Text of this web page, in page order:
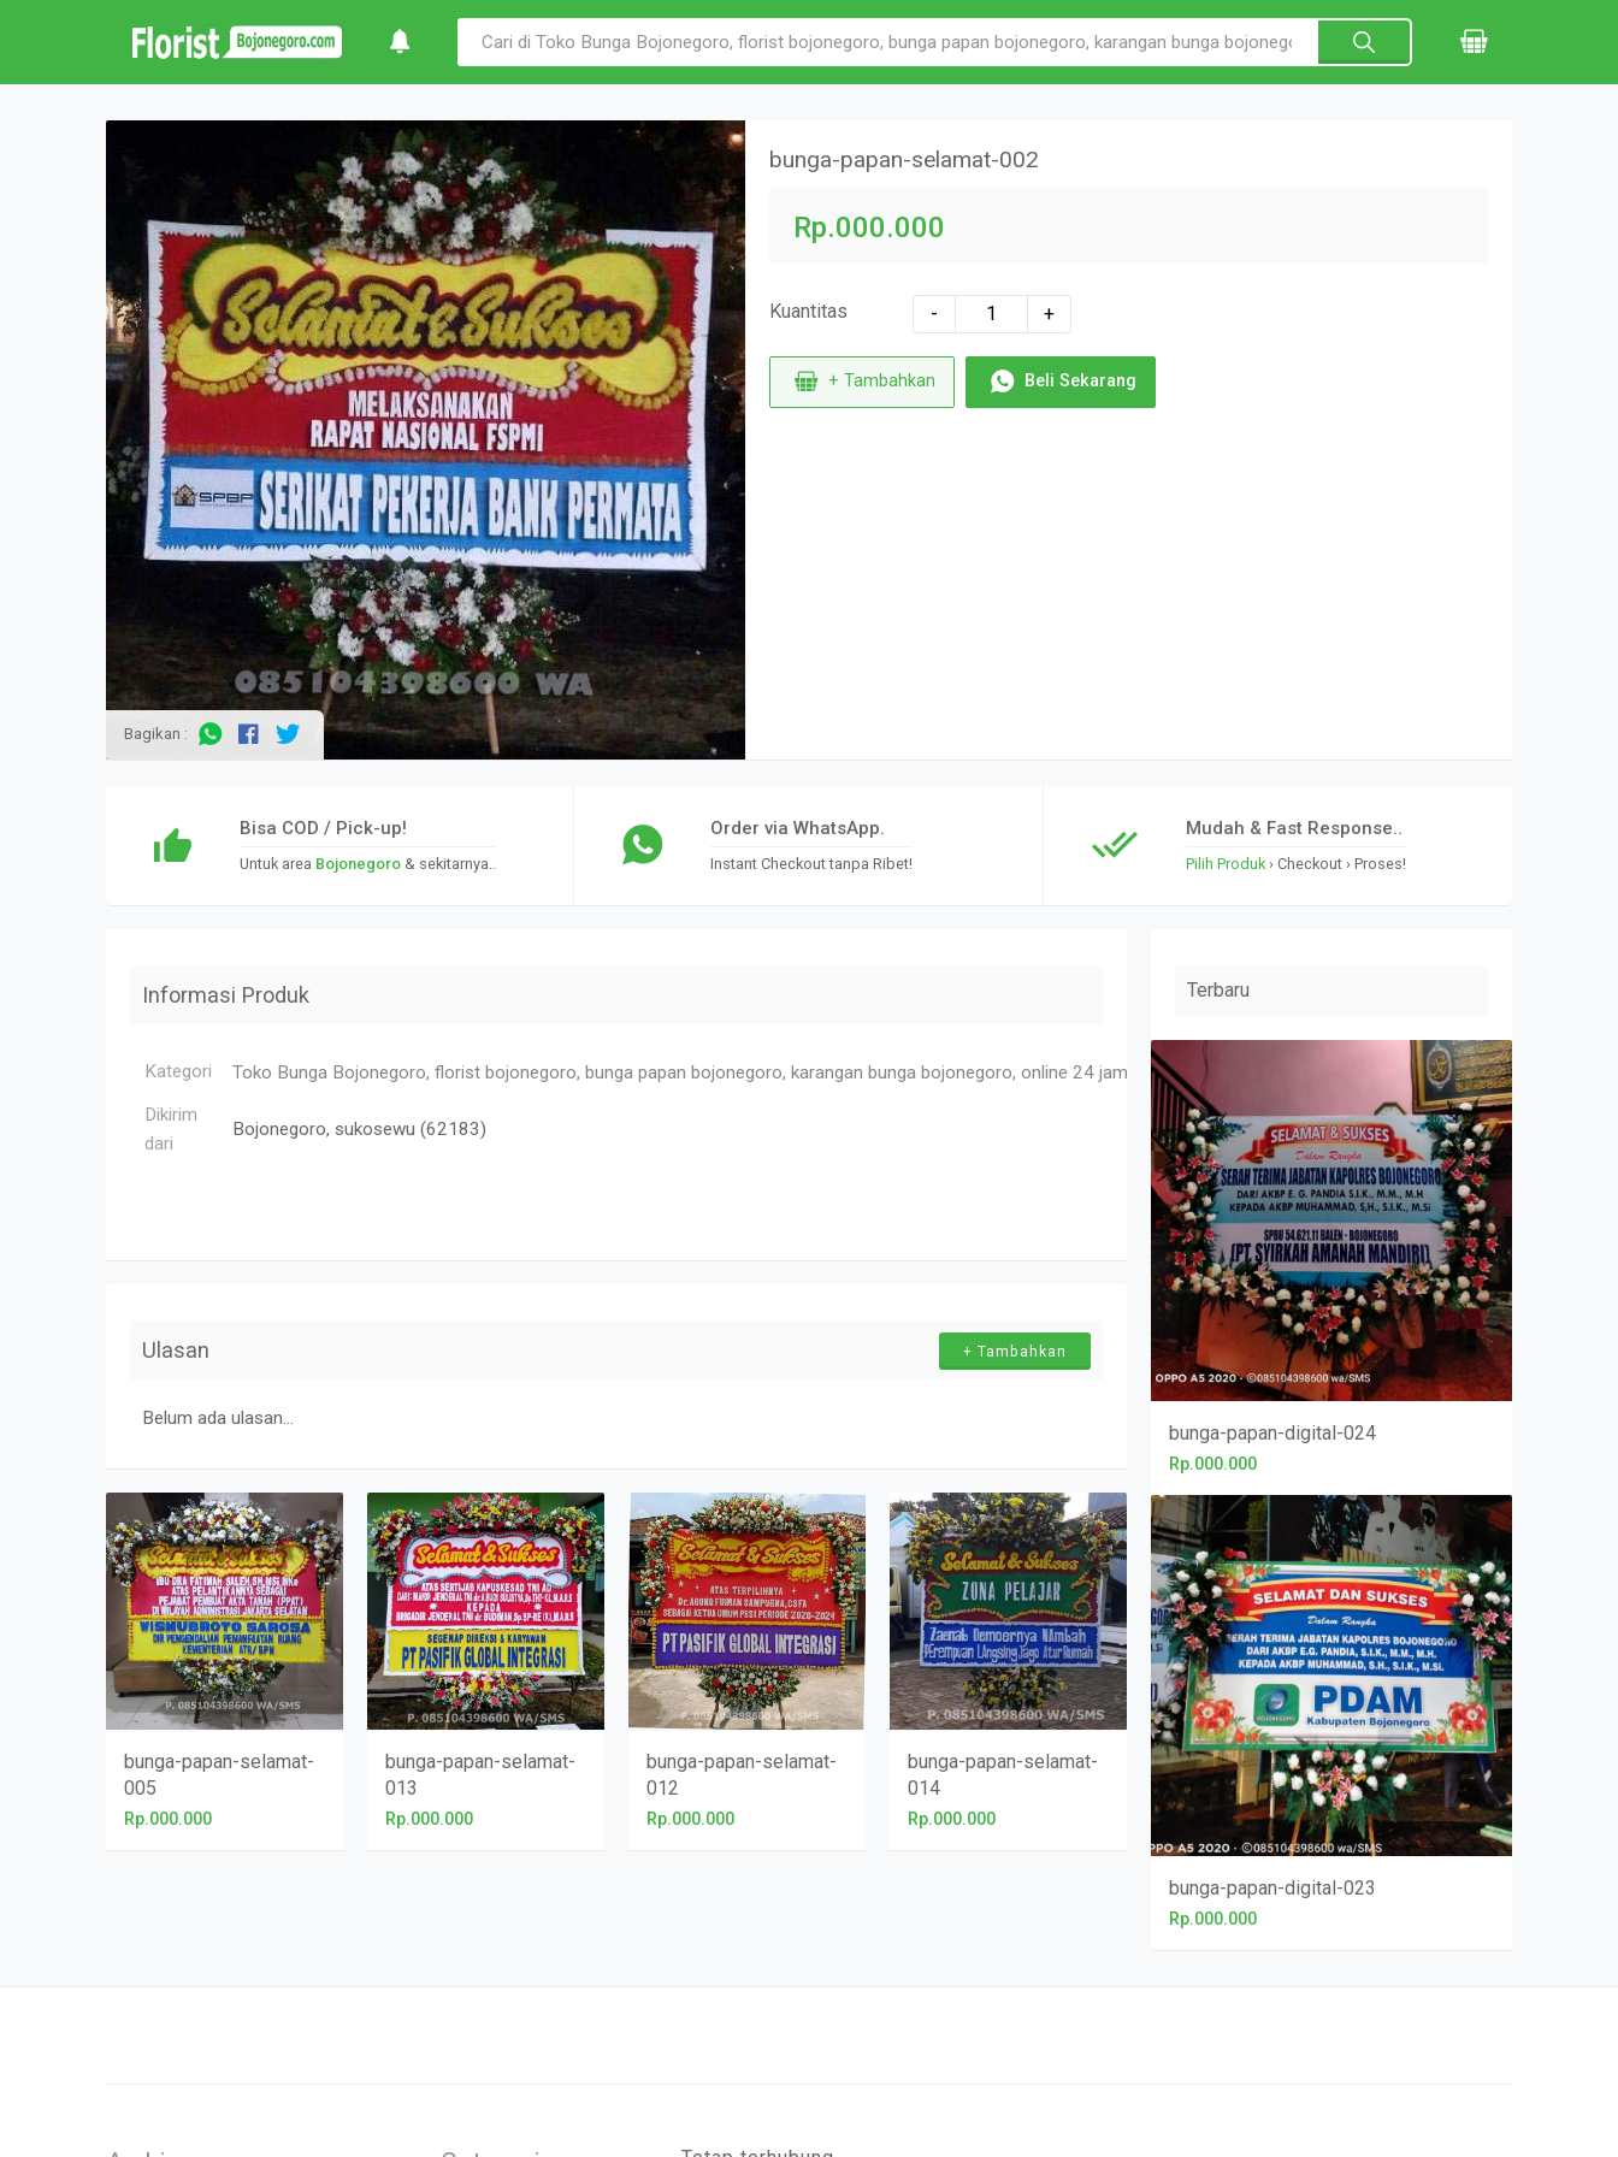
Bagikan :
bunga-papan-selamat-002
Rp.000.000
Kuantitas - +
+ Tambahkan Beli Sekarang
Bisa COD / Pick-up!
Untuk area Bojonegoro & sekitarnya..
Order via WhatsApp.
Instant Checkout tanpa Ribet!
Mudah & Fast Response..
Pilih Produk› Checkout › Proses!
Informasi Produk
Kategori Toko Bunga Bojonegoro, florist bojonegoro, bunga papan bojonegoro, karangan bunga bojonegoro, online 24 jam, bunga ucapan benner digital Produk › bunga papan
Dikirim
dari
Bojonegoro, sukosewu (62183)
+ Tambahkan
Ulasan
Belum ada ulasan...
bunga-papan-selamat-
005
Rp.000.000
bunga-papan-selamat-
013
Rp.000.000
bunga-papan-selamat-
012
Rp.000.000
bunga-papan-selamat-
014
Rp.000.000
Terbaru
bunga-papan-digital-024
Rp.000.000
bunga-papan-digital-023
Rp.000.000